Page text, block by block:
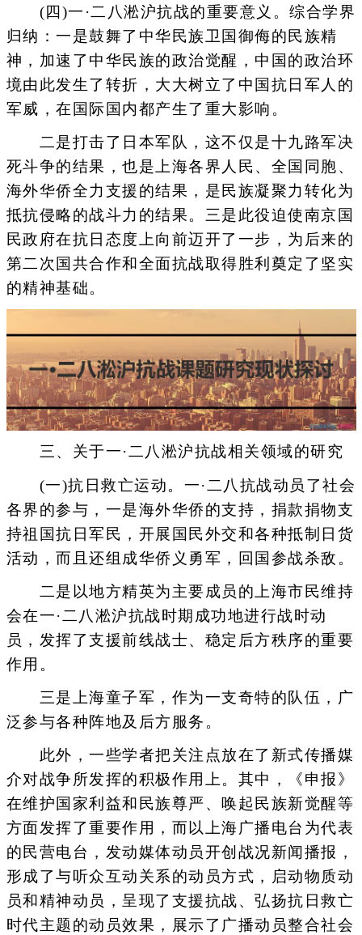
(四)一·二八淞沪抗战的重要意义。综合学界
归纳：一是鼓舞了中华民族卫国御侮的民族精
神，加速了中华民族的政治觉醒，中国的政治环
境由此发生了转折，大大树立了中国抗日军人的
军威，在国际国内都产生了重大影响。
二是打击了日本军队，这不仅是十九路军决
死斗争的结果，也是上海各界人民、全国同胞、
海外华侨全力支援的结果，是民族凝聚力转化为
抵抗侵略的战斗力的结果。三是此役迫使南京国
民政府在抗日态度上向前迈开了一步，为后来的
第二次国共合作和全面抗战取得胜利奠定了坚实
的精神基础。
三、关于一·二八淞沪抗战相关领域的研究
(一)抗日救亡运动。一·二八抗战动员了社会
各界的参与，一是海外华侨的支持，捐款捐物支
持祖国抗日军民，开展国民外交和各种抵制日货
活动，而且还组成华侨义勇军，回国参战杀敌。
二是以地方精英为主要成员的上海市民维持
会在一·二八淞沪抗战时期成功地进行战时动
员，发挥了支援前线战士、稳定后方秩序的重要
作用。
三是上海童子军，作为一支奇特的队伍，广
泛参与各种阵地及后方服务。
此外，一些学者把关注点放在了新式传播媒
介对战争所发挥的积极作用上。其中，《申报》
在维护国家利益和民族尊严、唤起民族新觉醒等
方面发挥了重要作用，而以上海广播电台为代表
的民营电台，发动媒体动员开创战况新闻播报，
形成了与听众互动关系的动员方式，启动物质动
员和精神动员，呈现了支援抗战、弘扬抗日救亡
时代主题的动员效果，展示了广播动员整合社会